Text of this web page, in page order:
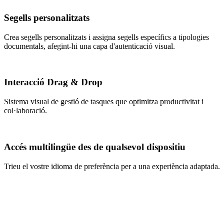
Segells personalitzats
Crea segells personalitzats i assigna segells específics a tipologies
documentals, afegint-hi una capa d'autenticació visual.
Interacció Drag & Drop
Sistema visual de gestió de tasques que optimitza productivitat i
col·laboració.
Accés multilingüe des de qualsevol dispositiu
Trieu el vostre idioma de preferència per a una experiència adaptada.